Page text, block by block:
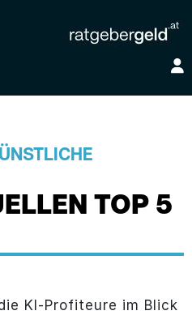
TOP 5
KI-Profiteure im Blick